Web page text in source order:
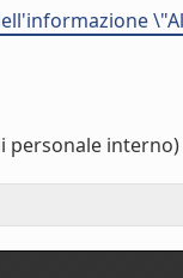
personale interno)